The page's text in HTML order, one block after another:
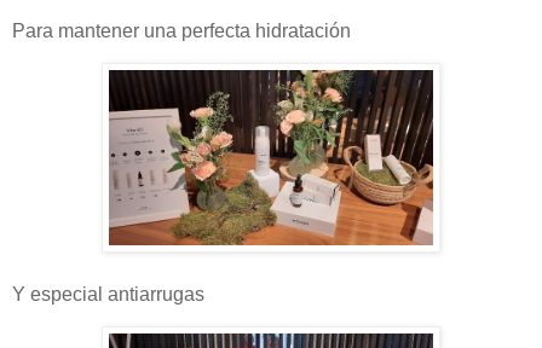
Para mantener una perfecta hidratación
Y especial antiarrugas